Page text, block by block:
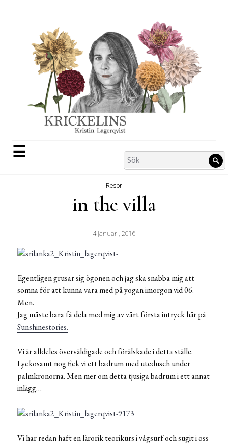
☰
Search
for:
Resor
in the villa
4 januari, 2016
Egentligen grusar sig ögonen och jag ska snabba mig att
somna för att kunna vara med på yogan imorgon vid 06.
Men.
Jag måste bara få dela med mig av vårt första intryck här på
Sunshinestories.
Vi är alldeles överväldigade och förälskade i detta ställe.
Lyckosamt nog fick vi ett badrum med utedusch under
palmkronorna. Men mer om detta tjusiga badrum i ett annat
inlägg…
Vi har redan haft en lärorik teorikurs i vågsurf och sugit i oss